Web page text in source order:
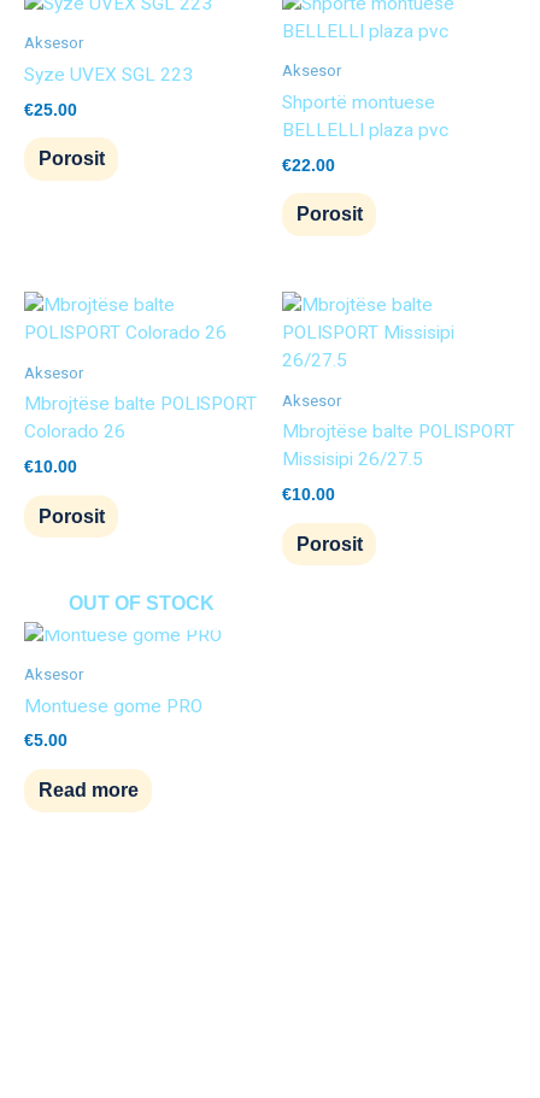
Aksesor
Syze UVEX SGL 223
€25.00
Porosit
Aksesor
Shportë montuese
BELLELLI plaza pvc
€22.00
Porosit
Aksesor
Mbrojtëse balte POLISPORT
Colorado 26
€10.00
Porosit
Aksesor
Mbrojtëse balte POLISPORT
Missisipi 26/27.5
€10.00
Porosit
OUT OF STOCK
Aksesor
Montuese gome PRO
€5.00
Read more